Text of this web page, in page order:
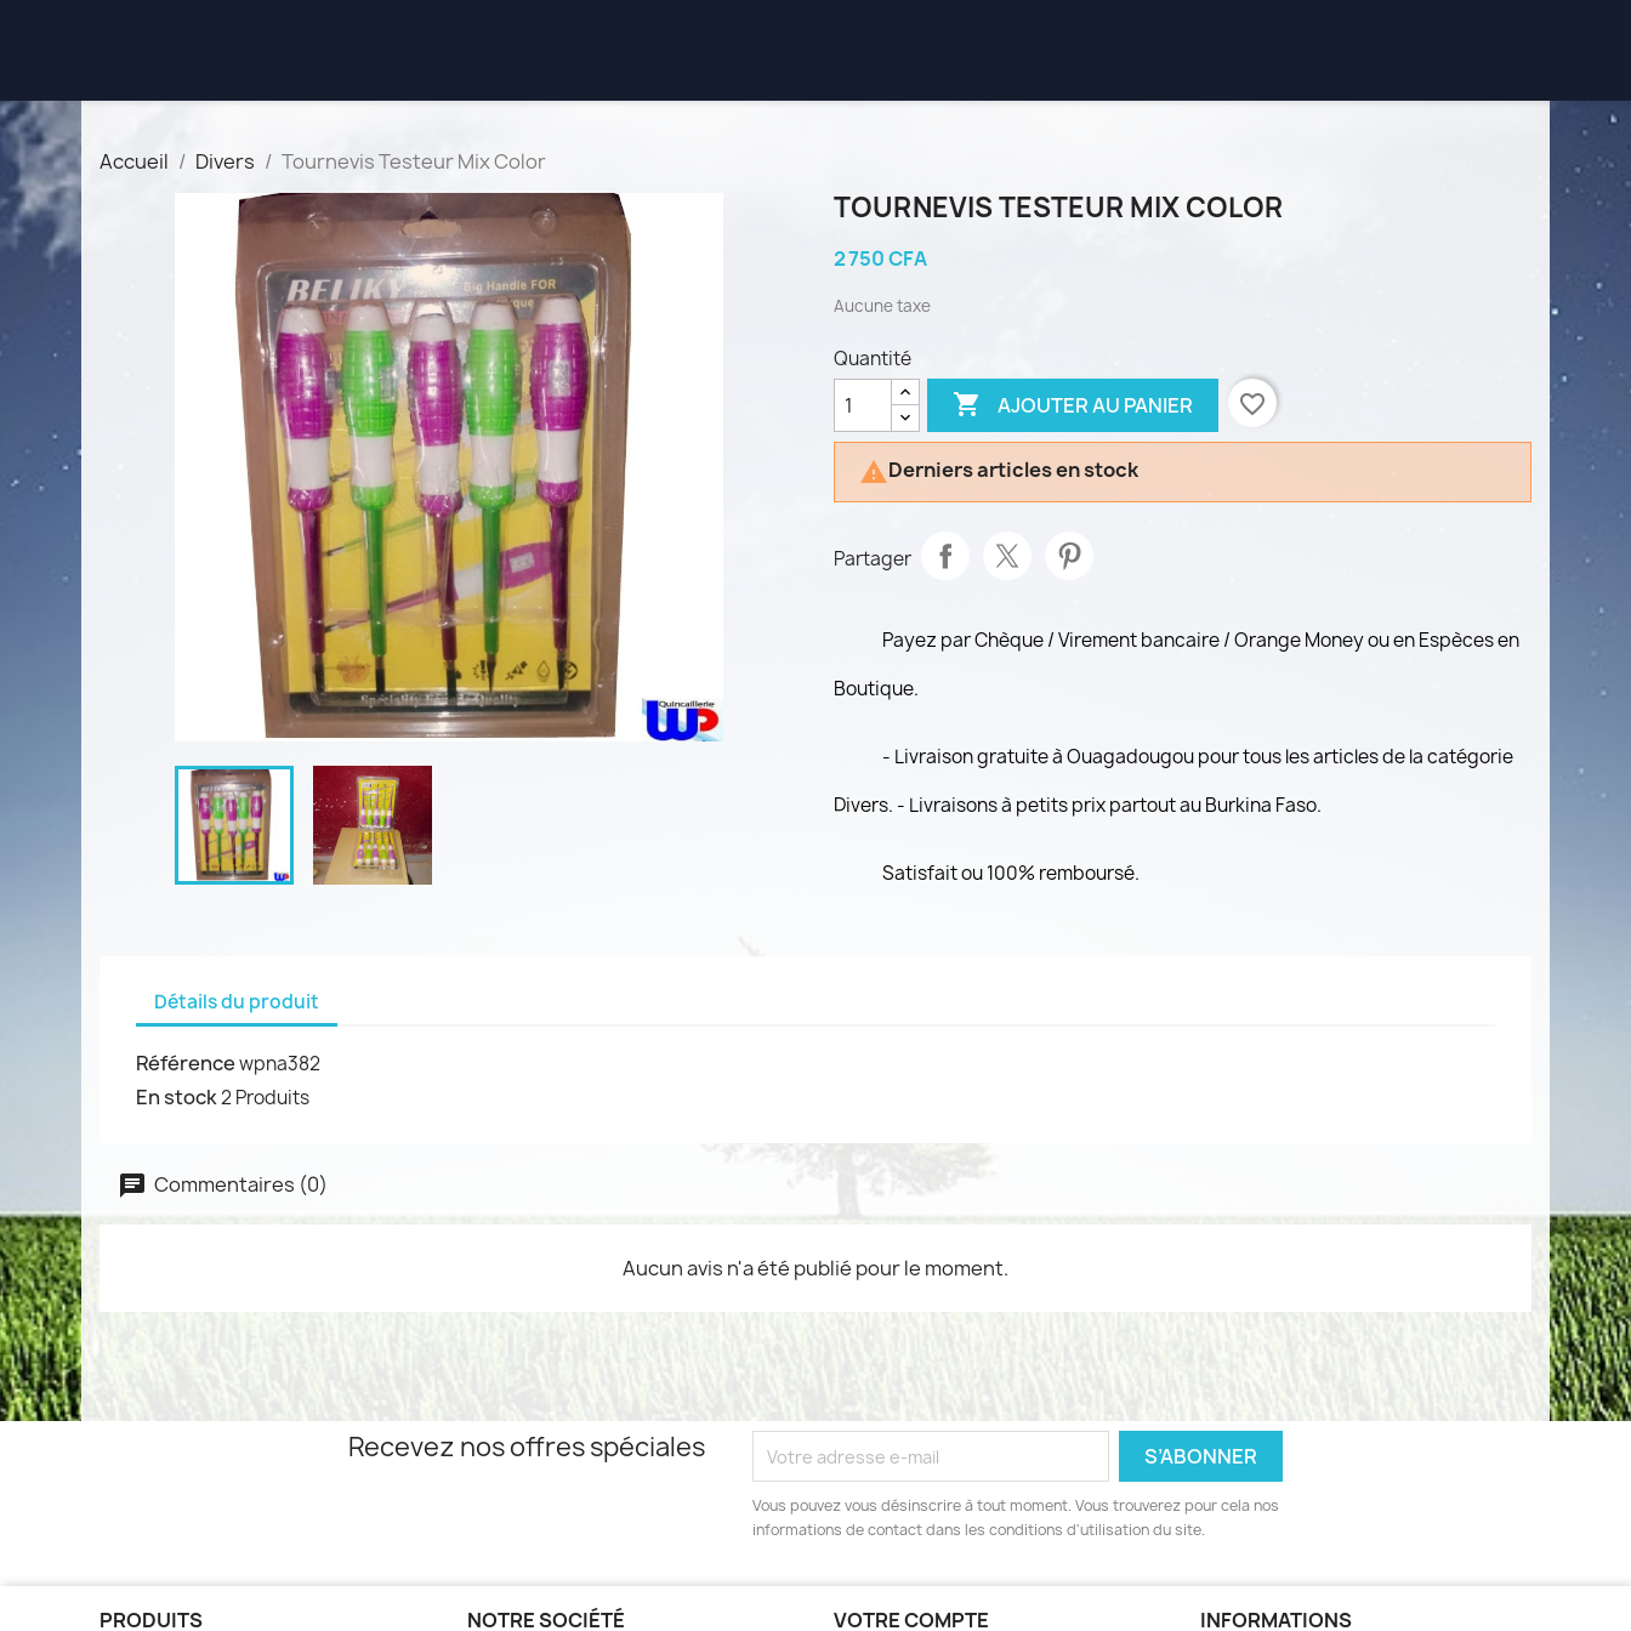
Accueil Divers Tournevis Testeur Mix Color
TOURNEVIS TESTEUR MIX COLOR
2 750 CFA
Aucune taxe
Quantité
 AJOUTER AU PANIER favorite_border
Derniers articles en stock
Partager
Payez par Chèque / Virement bancaire / Orange Money ou en Espèces en
Boutique.
- Livraison gratuite à Ouagadougou pour tous les articles de la catégorie
Divers. - Livraisons à petits prix partout au Burkina Faso.
Satisfait ou 100% remboursé.
Détails du produit
Référence wpna382
En stock2 Produits
Commentaires (0)
Aucun avis n'a été publié pour le moment.
Recevez nos offres spéciales
Vous pouvez vous désinscrire à tout moment. Vous trouverez pour cela nos
informations de contact dans les conditions d'utilisation du site.
PRODUITS NOTRE SOCIÉTÉ VOTRE COMPTE INFORMATIONS